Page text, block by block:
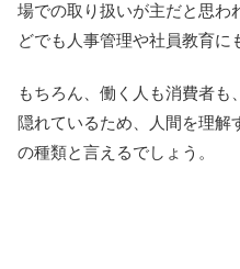
場での取り扱いが主だと思わ
どでも人事管理や社員教育に
もちろん、働く人も消費者
隠れているため、人間を理解
の種類と言えるでしょう。